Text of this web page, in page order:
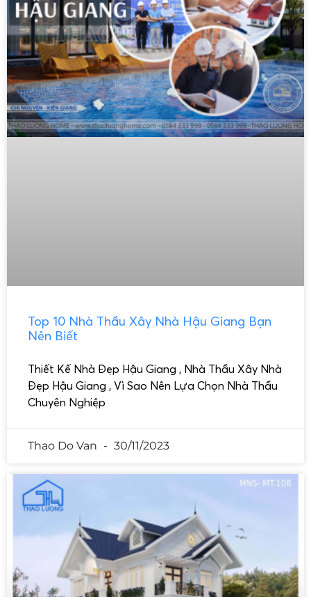
Top 10 Nhà Thầu Xây Nhà Hậu Giang Bạn
Nên Biết
Thiết Kế Nhà Đẹp Hậu Giang , Nhà Thầu Xây Nhà
Đẹp Hậu Giang , Vì Sao Nên Lựa Chọn Nhà Thầu
Chuyên Nghiệp
Thao Do Van 30/11/2023